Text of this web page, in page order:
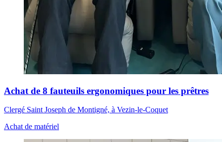
Achat de 8 fauteuils ergonomiques pour les prêtres
Clergé Saint Joseph de Montigné, à Vezin-le-Coquet
Achat de matériel